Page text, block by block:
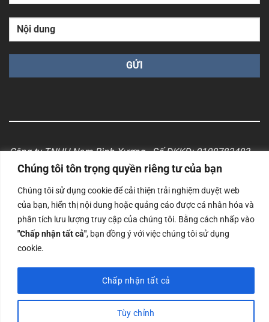
Chúng tôi tôn trọng quyền riêng tư của bạn
Chúng tôi sử dụng cookie để cải thiện trải nghiệm duyệt web
của bạn, hiển thị nội dung hoặc quảng cáo được cá nhân hóa và
phân tích lưu lượng truy cập của chúng tôi. Bằng cách nhấp vào
"Chấp nhận tất cả", bạn đồng ý với việc chúng tôi sử dụng
cookie.
Tùy chỉnh
Chấp nhận tất cả
Công ty TNHH Nam Bình Xương - Số ĐKKD: 0108783483
cấp ngày 14/06/2019 bởi Sở Kế Hoạch và Đầu Tư Tp. Hà
Nội
Copyrights @2023 Nam Binh Xuong. All Rights Reserved